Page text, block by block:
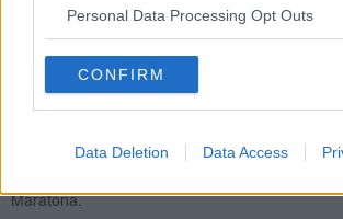
Personal Data Processing Opt Outs
CONFIRM
Data Deletion Data Access
offerto a tutti i partecipanti un piatto di riso al
Miniato preparato dal famoso chef-podista
Come da tradizione, anche quest’anno sarà
partecipanti una medaglia che raffigura uno
chiesa del Santissimo Crocifisso. Premi anche
maggior numero di atleti e atlete. A tutti i podisti
Maratona.